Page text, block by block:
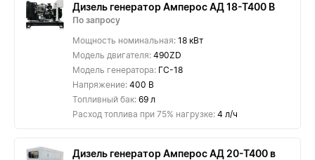
Дизель генератор Амперос АД 18-Т400 B
По запросу
Мощность номинальная: 18 кВт
Модель двигателя: 490ZD
Модель генератора: ГС-18
Напряжение: 400 В
Топливный бак: 69 л
Расход топлива при 75% нагрузке: 4 л/ч
Дизель генератор Амперос АД 20-Т400 в